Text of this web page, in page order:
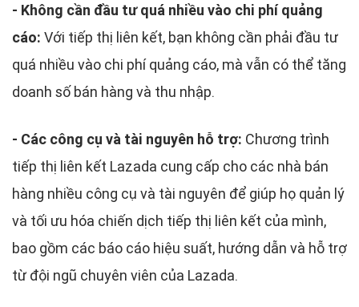
- Không cần đầu tư quá nhiều vào chi phí quảng
cáo: Với tiếp thị liên kết, bạn không cần phải đầu tư
quá nhiều vào chi phí quảng cáo, mà vẫn có thể tăng
doanh số bán hàng và thu nhập.
- Các công cụ và tài nguyên hỗ trợ: Chương trình
tiếp thị liên kết Lazada cung cấp cho các nhà bán
hàng nhiều công cụ và tài nguyên để giúp họ quản lý
và tối ưu hóa chiến dịch tiếp thị liên kết của mình,
bao gồm các báo cáo hiệu suất, hướng dẫn và hỗ trợ
từ đội ngũ chuyên viên của Lazada.